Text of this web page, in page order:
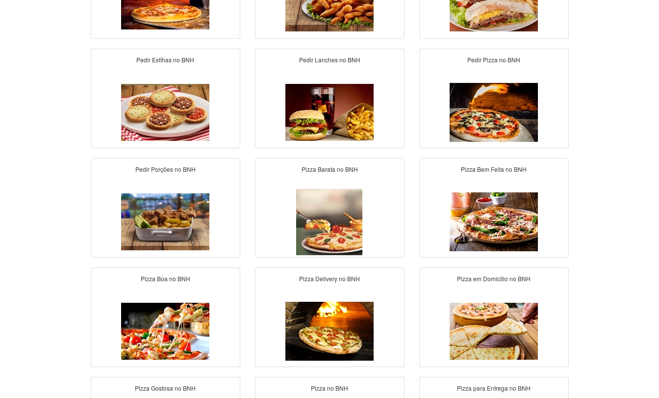
Pedir Esfihas no BNH Pedir Lanches no BNH Pedir Pizza no BNH
Pedir Porções no BNH Pizza Barata no BNH Pizza Bem Feita no BNH
Pizza Boa no BNH Pizza Delivery no BNH Pizza em Domicílio no BNH
Pizza Gostosa no BNH Pizza no BNH Pizza para Entrega no BNH